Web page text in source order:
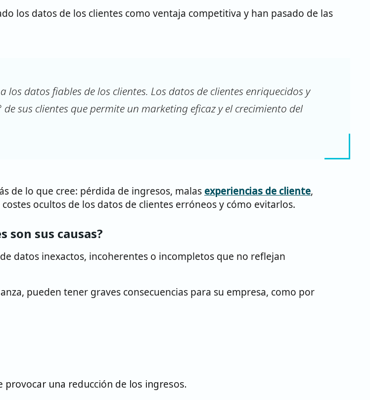
los datos de los clientes como ventaja competitiva y han pasado de las
los datos fiables de los clientes. Los datos de clientes enriquecidos y
sus clientes que permite un marketing eficaz y el crecimiento del
de lo que cree: pérdida de ingresos, malas experiencias de cliente,
ocultos de los datos de clientes erróneos y cómo evitarlos.
son sus causas?
datos inexactos, incoherentes o incompletos que no reflejan
pueden tener graves consecuencias para su empresa, como por
una reducción de los ingresos.